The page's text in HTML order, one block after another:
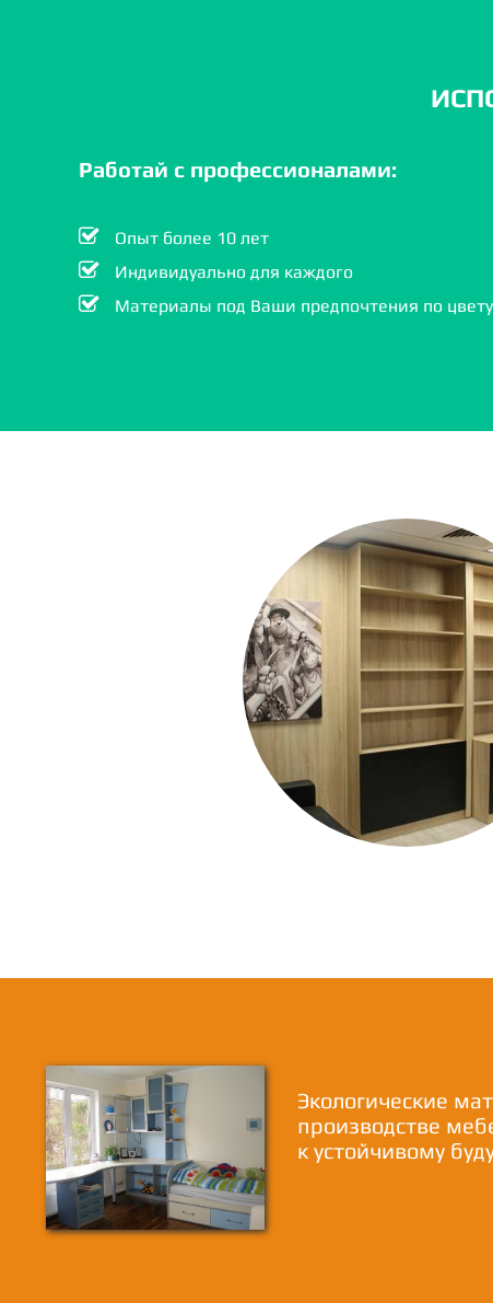
Работай с профессионалами:
Опыт более 10 лет
Индивидуально для каждого
Материалы под Ваши предпочтения по
Экологические
производстве
к устойчивому